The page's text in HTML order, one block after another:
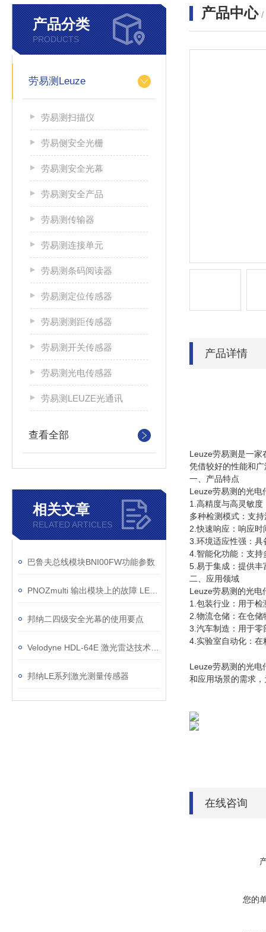
产品分类
PRODUCTS
劳易测Leuze
劳易测扫描仪
劳易侧安全光栅
劳易测安全光幕
劳易测安全产品
劳易测传输器
劳易测连接单元
劳易测条码阅读器
劳易测定位传感器
劳易测测距传感器
劳易测开关传感器
劳易测光电传感器
劳易测LEUZE光通讯
查看全部
相关文章
RELATED ARTICLES
巴鲁夫总线模块BNI00FW功能参数
邦纳二四级安全光幕的使用要点
邦纳LE系列激光测量传感器
产品中心 /
产品详情
Leuze劳易测是一家
凭借较好的性能和
一、产品特点
Leuze劳易测的光电
1.高精度与高灵敏
多种检测模式：支
2.快速响应：响应
3.环境适应性强：
4.智能化功能：支
5.易于集成：提供
二、应用领域
Leuze劳易测的光电
1.包装行业：用于
2.物流仓储：在仓
3.汽车制造：用于
4.实验室自动化：
Leuze劳易测的光电
和应用场景的需求
在线咨询
您的